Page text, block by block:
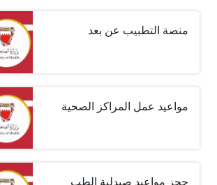
منصة التطبيب عن بعد
مواعيد عمل المراكز الصحية
حجز مواعيد صيدلية الطب